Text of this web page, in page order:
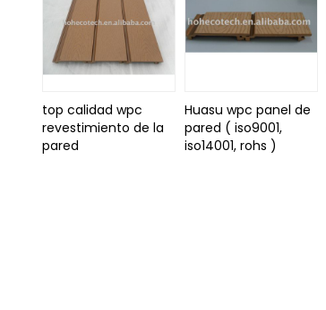
top calidad wpc
revestimiento de la
pared
Huasu wpc panel de
pared ( iso9001,
iso14001, rohs )